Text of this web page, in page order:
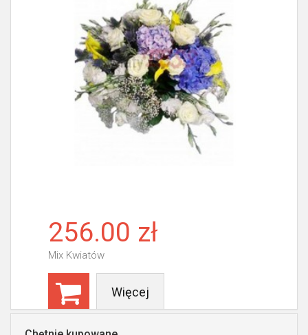
256.00 zł
Mix Kwiatów
Więcej